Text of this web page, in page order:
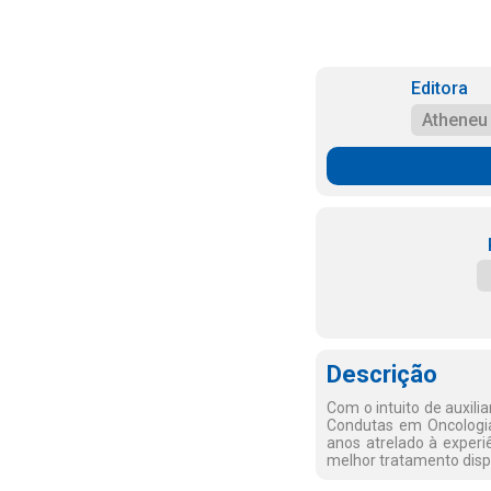
Editora
Atheneu
Descrição
Com o intuito de
Condutas em
anos atrelado à
melhor tratamento